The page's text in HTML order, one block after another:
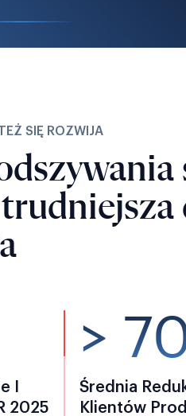
SIĘ ROZWIJA
I
2025
>
Średnia
Klientów